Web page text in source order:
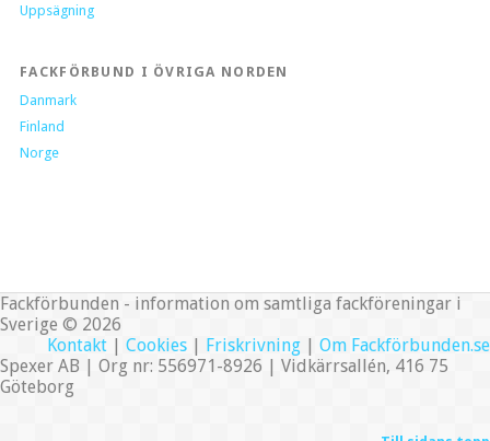
Uppsägning
FACKFÖRBUND I ÖVRIGA NORDEN
Danmark
Finland
Norge
Fackförbunden - information om samtliga fackföreningar i
Sverige © 2026
Kontakt | Cookies | Friskrivning | Om Fackförbunden.se
Spexer AB | Org nr: 556971-8926 | Vidkärrsallén, 416 75
Göteborg